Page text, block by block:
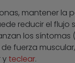
mantener
reducir el flujo
los síntomas
fuerza
yteclear.